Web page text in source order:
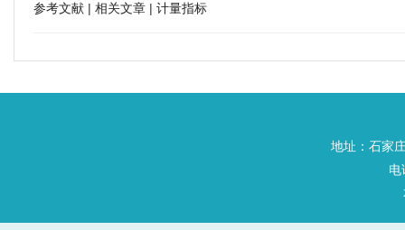
参考文献 | 相关文章 | 计量指标
地址：石家